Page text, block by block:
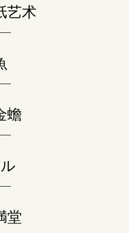
艺术
蟾
堂